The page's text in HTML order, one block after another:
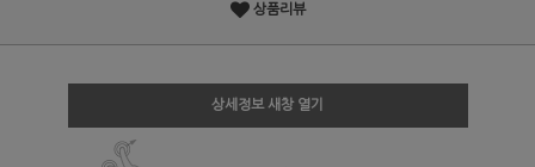
상품리뷰
상세정보 새창 열기